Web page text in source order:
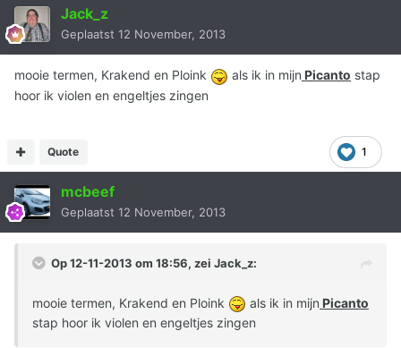
Jack_z
Geplaatst 12 November, 2013
mooie termen, Krakend en Ploink als ik in mijn Picanto stap
hoor ik violen en engeltjes zingen
1
Quote
mcbeef
Geplaatst 12 November, 2013
Op 12-11-2013 om 18:56, zei Jack_z:
mooie termen, Krakend en Ploink als ik in mijn Picanto
stap hoor ik violen en engeltjes zingen